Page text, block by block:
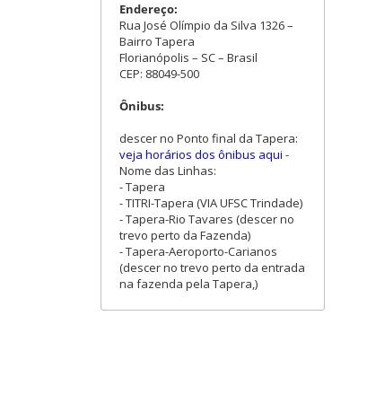
Endereço:
Rua José Olímpio da Silva 1326 –
Bairro Tapera
Florianópolis – SC – Brasil
CEP: 88049-500
Ônibus:
descer no Ponto final da Tapera:
veja horários dos ônibus aqui -
Nome das Linhas:
- Tapera
- TITRI-Tapera (VIA UFSC Trindade)
- Tapera-Rio Tavares (descer no
trevo perto da Fazenda)
- Tapera-Aeroporto-Carianos
(descer no trevo perto da entrada
na fazenda pela Tapera,)